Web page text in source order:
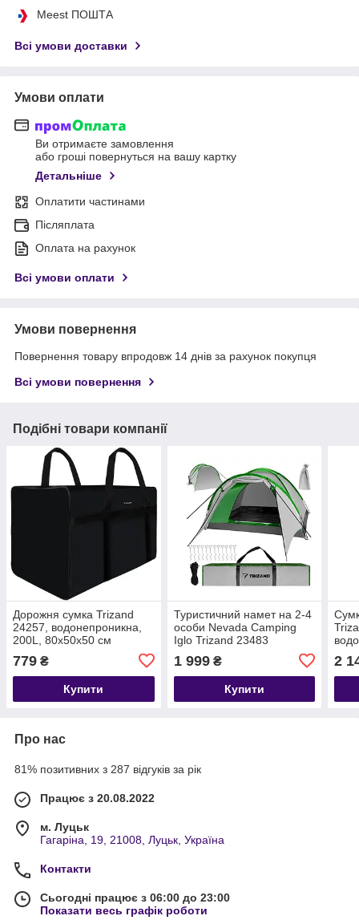
Meest ПОШТА
Всі умови доставки
Умови оплати
Ви отримаєте замовлення
або гроші повернуться на вашу картку
Детальніше
Оплатити частинами
Післяплата
Оплата на рахунок
Всі умови оплати
Умови повернення
Повернення товару впродовж 14 днів за рахунок покупця
Всі умови повернення
Подібні товари компанії
Дорожня сумка Trizand
24257, водонепроникна,
200L, 80x50x50 см
779 ₴
Купити
Туристичний намет на 2-4
особи Nevada Camping
Iglo Trizand 23483
1 999₴
Купити
2
Про нас
81% позитивних з 287 відгуків за рік
Працює з 20.08.2022
м. Луцьк
Гагаріна, 19, 21008, Луцьк, Україна
Контакти
Сьогодні працює з 06:00 до 23:00
Показати весь графік роботи